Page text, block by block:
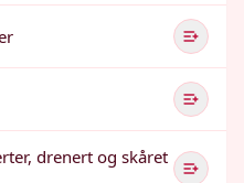
drenert og skåret